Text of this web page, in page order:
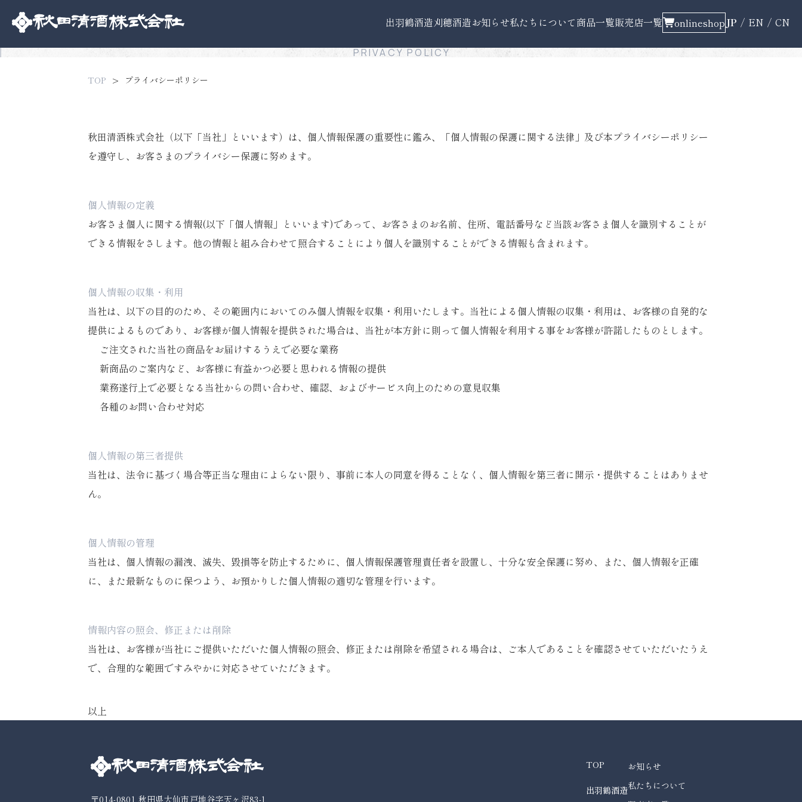
出羽鶴酒造刈穂酒造お知らせ私たちについて商品一覧販売店一覧 onlineshopJP EN CN
プライバシーポリシー
PRIVACY POLICY
TOP プライバシーポリシー
秋田清酒株式会社（以下「当社」といいます）は、個人情報保護の重要性に鑑み、「個人情報の保護に関する法律」及び本プライバシーポリシー
を遵守し、お客さまのプライバシー保護に努めます。
個人情報の定義
お客さま個人に関する情報(以下「個人情報」といいます)であって、お客さまのお名前、住所、電話番号など当該お客さま個人を識別することが
できる情報をさします。他の情報と組み合わせて照合することにより個人を識別することができる情報も含まれます。
個人情報の収集・利用
当社は、以下の目的のため、その範囲内においてのみ個人情報を収集・利用いたします。当社による個人情報の収集・利用は、お客様の自発的な
提供によるものであり、お客様が個人情報を提供された場合は、当社が本方針に則って個人情報を利用する事をお客様が許諾したものとします。
ご注文された当社の商品をお届けするうえで必要な業務
新商品のご案内など、お客様に有益かつ必要と思われる情報の提供
業務遂行上で必要となる当社からの問い合わせ、確認、およびサービス向上のための意見収集
各種のお問い合わせ対応
個人情報の第三者提供
当社は、法令に基づく場合等正当な理由によらない限り、事前に本人の同意を得ることなく、個人情報を第三者に開示・提供することはありませ
ん。
個人情報の管理
当社は、個人情報の漏洩、滅失、毀損等を防止するために、個人情報保護管理責任者を設置し、十分な安全保護に努め、また、個人情報を正確
に、また最新なものに保つよう、お預かりした個人情報の適切な管理を行います。
情報内容の照会、修正または削除
当社は、お客様が当社にご提供いただいた個人情報の照会、修正または削除を希望される場合は、ご本人であることを確認させていただいたうえ
で、合理的な範囲ですみやかに対応させていただきます。
以上
〒014-0801 秋田県大仙市戸地谷字天ヶ沢83-1
TOP
出羽鶴酒造
お知らせ
私たちについて